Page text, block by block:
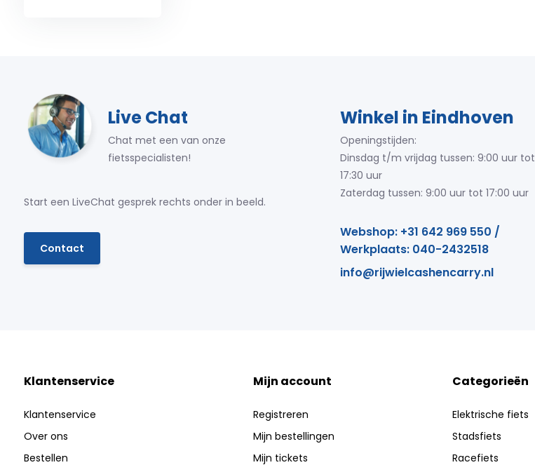
Live Chat
Chat met een van onze
fietsspecialisten!
Start een LiveChat gesprek rechts onder in beeld.
Contact
Winkel in Eindhoven
Openingstijden:
Dinsdag t/m vrijdag tussen: 9:00 uur tot
17:30 uur
Zaterdag tussen: 9:00 uur tot 17:00 uur
Webshop: +31 642 969 550 /
Werkplaats: 040-2432518
info@rijwielcashencarry.nl
Klantenservice
Klantenservice
Over ons
Bestellen
Mijn account
Registreren
Mijn bestellingen
Mijn tickets
Categorieën
Elektrische fiets
Stadsfiets
Racefiets